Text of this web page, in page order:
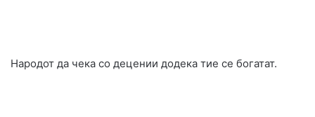
Народот да чека со децении додека тие се богатат.